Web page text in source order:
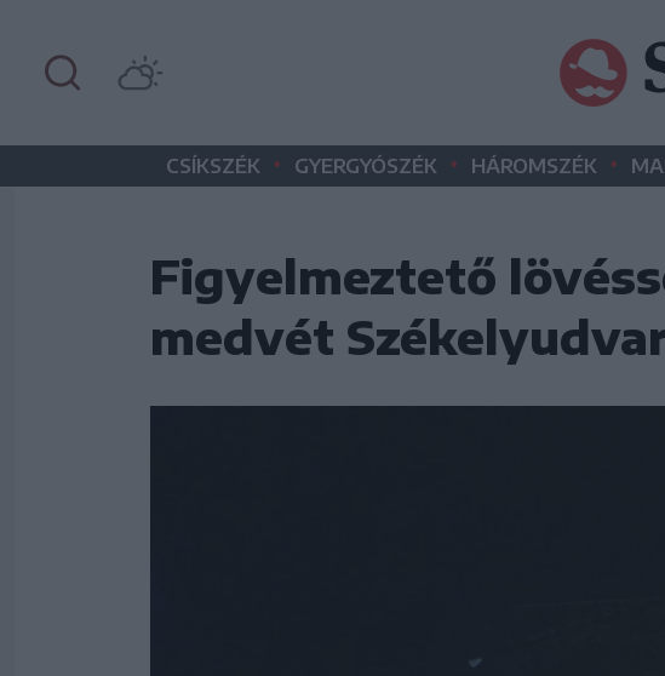
CSÍKSZÉK • GYERGYÓSZÉK • HÁROMSZÉK •
Figyelmeztető
medvét